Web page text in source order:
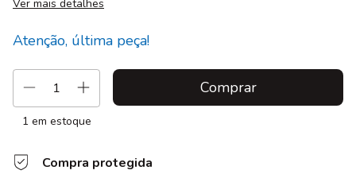
Ver mais detalhes
Atenção, última peça!
1 em estoque
Compra protegida